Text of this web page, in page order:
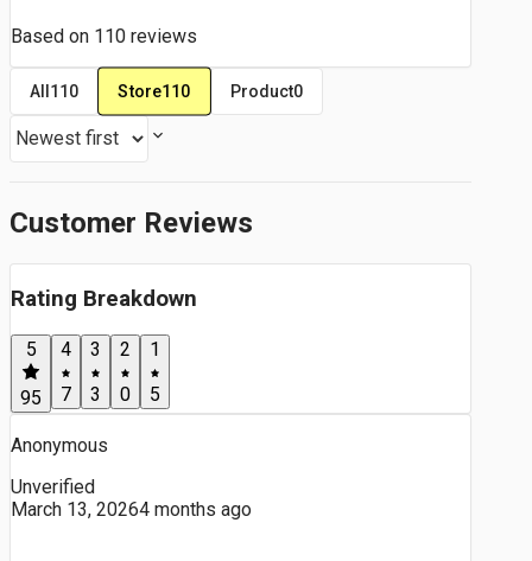
Based on 110 reviews
All 110 Store110 Product0
Customer Reviews
Rating Breakdown
5
95
4
7
3
3
2
0
1
5
Anonymous
Unverified
March 13, 20264 months ago